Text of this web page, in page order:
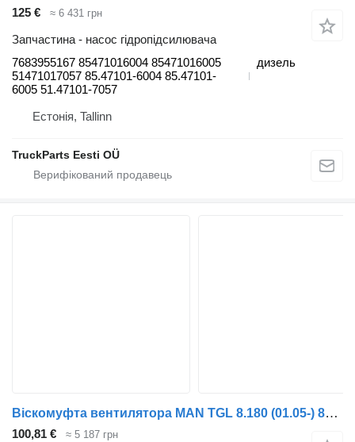
125 € ≈ 6 431 грн
Запчастина - насос гідропідсилювача
7683955167 85471016004 85471016005
51471017057 85.47101-6004 85.47101-
6005 51.47101-7057
дизель
Естонія, Tallinn
TruckParts Eesti OÜ
Віскомуфта вентилятора MAN TGL 8.180 (01.05-) 8MV376757-671 до тягача MAN TGL, TGM, TGS, TGX (2005-2021)
100,81 € ≈ 5 187 грн